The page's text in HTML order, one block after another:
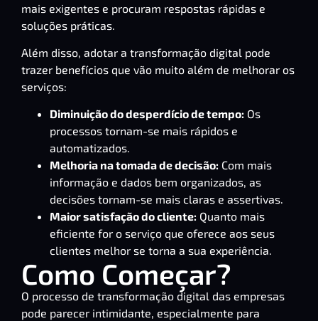
mais exigentes e procuram respostas rápidas e
soluções práticas.
Além disso, adotar a transformação digital pode
trazer benefícios que vão muito além de melhorar os
serviços:
Diminuição do desperdício de tempo: Os
processos tornam-se mais rápidos e
automatizados.
Melhoria na tomada de decisão: Com mais
informação e dados bem organizados, as
decisões tornam-se mais claras e assertivas.
Maior satisfação do cliente: Quanto mais
eficiente for o serviço que oferece aos seus
clientes melhor se torna a sua experiência.
Como Começar?
O processo de transformação digital das empresas
pode parecer intimidante, especialmente para